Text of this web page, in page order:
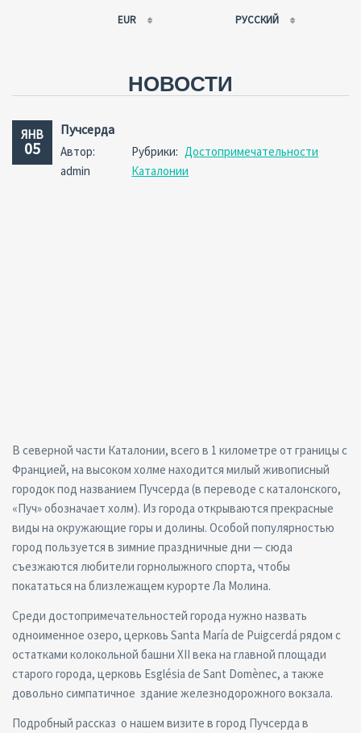
EUR
RUB
CNY
РУССКИЙ
ESPAÑOL
НОВОСТИ
ЯНВ
05
Пучсерда
Автор:
admin
Рубрики: Достопримечательности
Каталонии
В северной части Каталонии, всего в 1 километре от границы с
Францией, на высоком холме находится милый живописный
городок под названием Пучсерда (в переводе с каталонского,
«Пуч» обозначает холм). Из города открываются прекрасные
виды на окружающие горы и долины. Особой популярностью
город пользуется в зимние праздничные дни — сюда
съезжаются любители горнолыжного спорта, чтобы
покататься на близлежащем курорте Ла Молина.
Среди достопримечательностей города нужно назвать
одноименное озеро, церковь Santa María de Puigcerdá рядом с
остатками колокольной башни XII века на главной площади
старого города, церковь Església de Sant Domènec, а также
довольно симпатичное здание железнодорожного вокзала.
Подробный рассказ о нашем визите в город Пучсерда в